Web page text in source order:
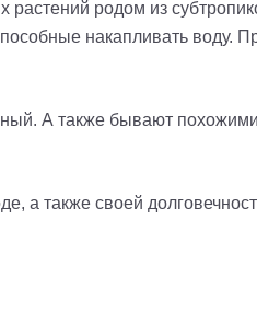
растений родом из
накапливать воду.
А также бывают
а также своей